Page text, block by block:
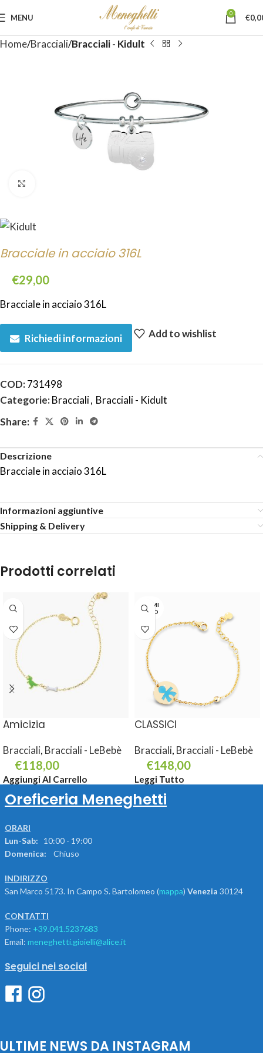
MENU 0 €
Home Bracciali Bracciali - Kidult
Bracciale in acciaio 316L
€29,00
Bracciale in acciaio 316L
Richiedi informazioni Add to wishlist
COD:731498
Categorie:Bracciali, Bracciali - Kidult
Share:
Descrizione
Bracciale in acciaio 316L
Informazioni aggiuntive
Shipping & Delivery
Prodotti correlati
Amicizia
Bracciali, Bracciali - LeBebè
€118,00
Aggiungi Al Carrello
TERMI
NATO
CLASSICI
Bracciali, Bracciali - LeBebè
€148,00
Leggi Tutto
Oreficeria Meneghetti
ORARI
Lun-Sab: 10:00 - 19:00
Domenica:
Chiuso
INDIRIZZO
San Marco 5173. In Campo S. Bartolomeo (mappa) Venezia 30124
CONTATTI
Phone: +39.041.5237683
Email: meneghetti.gioielli@alice.it
Seguici nei social
ULTIME NEWS DA INSTAGRAM